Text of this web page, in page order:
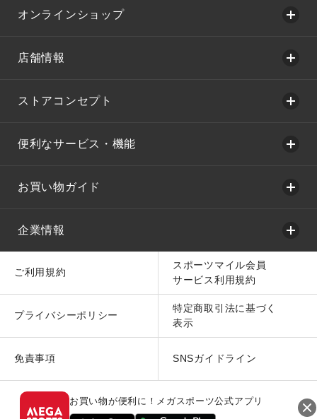
オンラインショップ
店舗情報
ストアコンセプト
便利なサービス・機能
お買い物ガイド
企業情報
ご利用規約
スポーツマイル会員
サービス利用規約
プライバシーポリシー
特定商取引法に基づく
表示
免責事項 SNSガイドライン
お買い物が便利に！メガスポーツ公式アプリ